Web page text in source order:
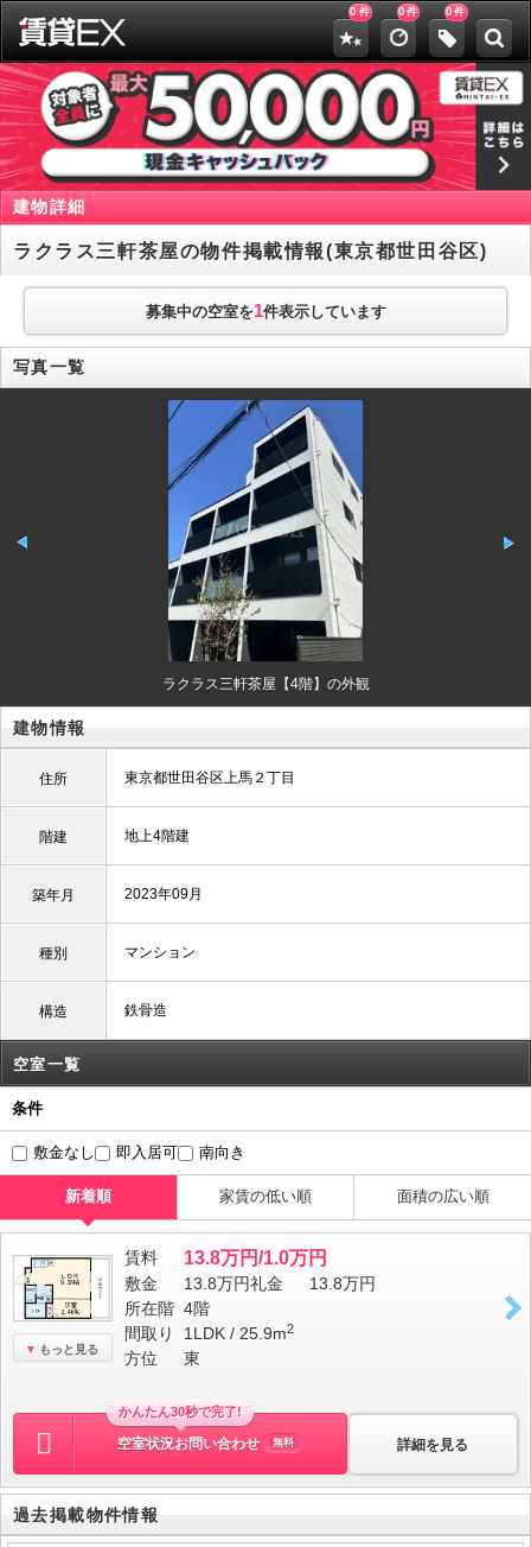
0 件 0件 0件
建物詳細
ラクラス三軒茶屋の物件掲載情報(東京都世田谷区)
募集中の空室を1件表示しています
写真一覧
ラクラス三軒茶屋【4階】の外観
建物情報
住所 東京都世田谷区上馬２丁目
階建 地上4階建
築年月 2023年09月
種別 マンション
構造 鉄骨造
空室一覧
条件
敷金なし 即入居可 南向き
新着順 家賃の低い順 面積の広い順
もっと見る
賃料 13.8万円/1.0万円
敷金 13.8万円礼金
13.8万円
所在階 4階
間取り
1LDK / 25.9m2
方位 東
詳細を見る
かんたん30秒で完了!
空室状況お問い合わせ 無料
過去掲載物件情報